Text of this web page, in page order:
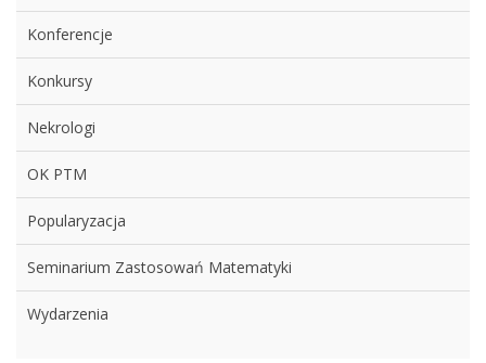
Konferencje
Konkursy
Nekrologi
OK PTM
Popularyzacja
Seminarium Zastosowań Matematyki
Wydarzenia